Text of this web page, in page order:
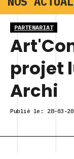
PARTENARIAT
projet
Archi
Publié le: 28-03-